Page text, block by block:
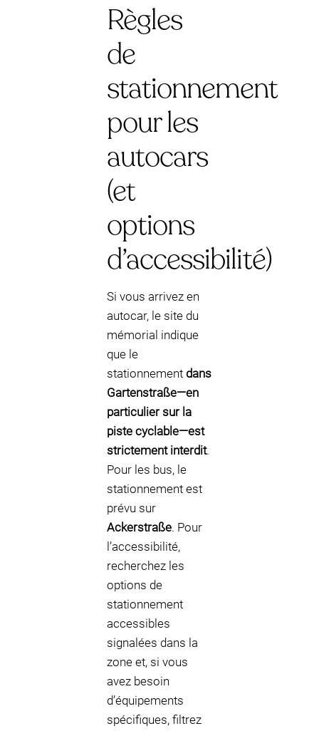
Règles
de
stationnement
pour les
autocars
(et
options
d’accessibilité)
Si vous arrivez en
autocar, le site du
mémorial indique
que le
stationnement dans
Gartenstraße—en
particulier sur la
piste cyclable—est
strictement interdit.
Pour les bus, le
stationnement est
prévu sur
Ackerstraße. Pour
l’accessibilité,
recherchez les
options de
stationnement
accessibles
signalées dans la
zone et, si vous
avez besoin
d’équipements
spécifiques, filtrez